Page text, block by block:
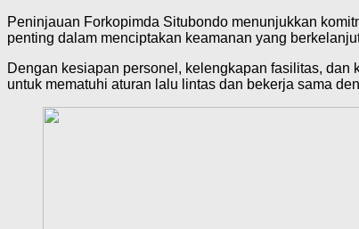
Peninjauan Forkopimda Situbondo menunjukkan
penting dalam menciptakan keamanan yang
Dengan kesiapan personel, kelengkapan fasilitas,
untuk mematuhi aturan lalu lintas dan bekerja sama